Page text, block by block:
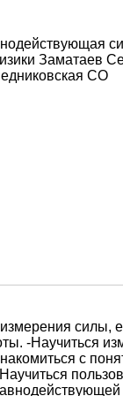
си
Заматаев
СО
силы,
-Научиться
с
пользов